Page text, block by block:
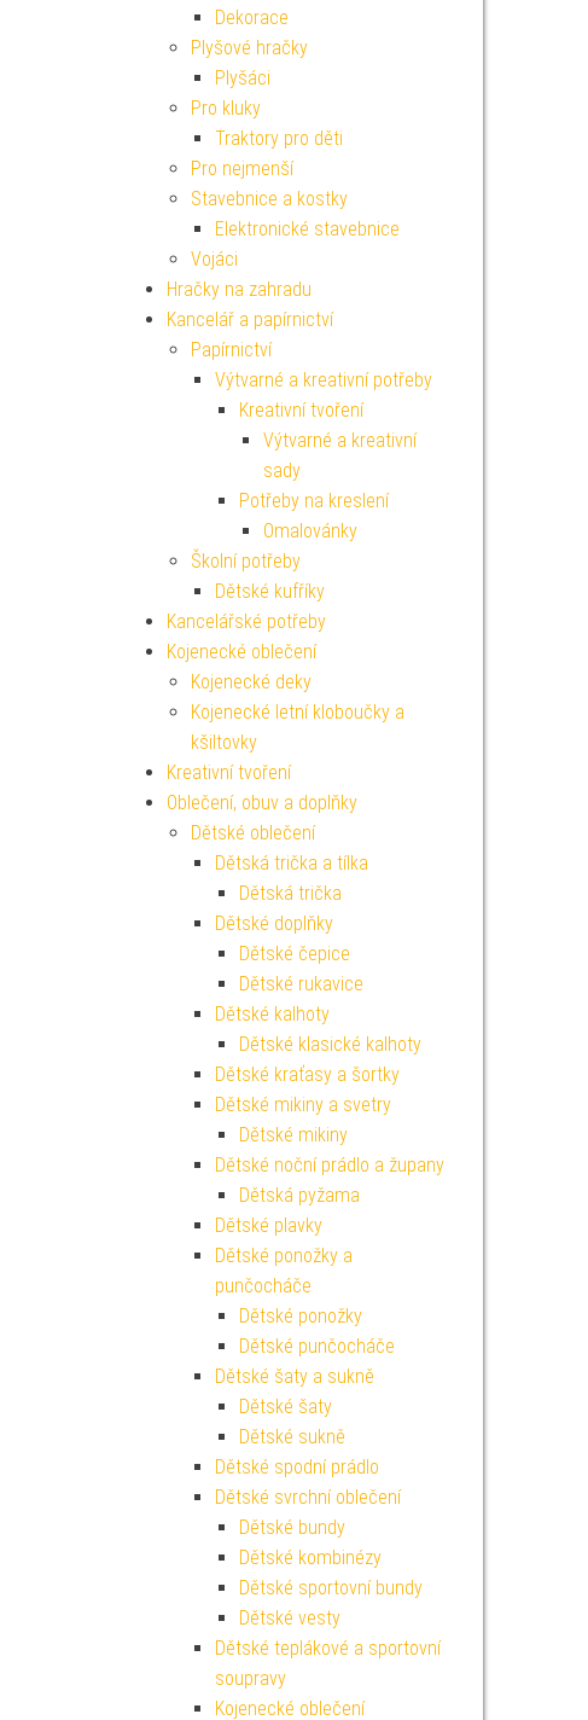
Dekorace
Plyšové hračky
Plyšáci
Pro kluky
Traktory pro děti
Pro nejmenší
Stavebnice a kostky
Elektronické stavebnice
Vojáci
Hračky na zahradu
Kancelář a papírnictví
Papírnictví
Výtvarné a kreativní potřeby
Kreativní tvoření
Výtvarné a kreativní
sady
Potřeby na kreslení
Omalovánky
Školní potřeby
Dětské kufříky
Kancelářské potřeby
Kojenecké oblečení
Kojenecké deky
Kojenecké letní kloboučky a
kšiltovky
Kreativní tvoření
Oblečení, obuv a doplňky
Dětské oblečení
Dětská trička a tílka
Dětská trička
Dětské doplňky
Dětské čepice
Dětské rukavice
Dětské kalhoty
Dětské klasické kalhoty
Dětské kraťasy a šortky
Dětské mikiny a svetry
Dětské mikiny
Dětské noční prádlo a župany
Dětská pyžama
Dětské plavky
Dětské ponožky a
punčocháče
Dětské ponožky
Dětské punčocháče
Dětské šaty a sukně
Dětské šaty
Dětské sukně
Dětské spodní prádlo
Dětské svrchní oblečení
Dětské bundy
Dětské kombinézy
Dětské sportovní bundy
Dětské vesty
Dětské teplákové a sportovní
soupravy
Kojenecké oblečení